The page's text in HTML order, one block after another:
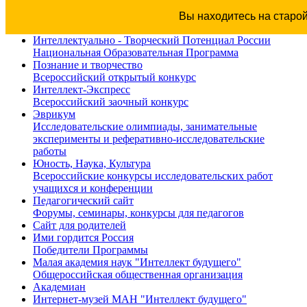
Вы находитесь на
Интеллектуально - Творческий Потенциал России
Национальная Образовательная Программа
Познание и творчество
Всероссийский открытый конкурс
Интеллект-Экспресс
Всероссийский заочный конкурс
Эврикум
Исследовательские олимпиады, занимательные
эксперименты и реферативно-исследовательские
работы
Юность, Наука, Культура
Всероссийские конкурсы исследовательских работ
учащихся и конференции
Педагогический сайт
Форумы, семинары, конкурсы для педагогов
Сайт для родителей
Ими гордится Россия
Победители Программы
Малая академия наук "Интеллект будущего"
Общероссийская общественная организация
Академиан
Интернет-музей МАН "Интеллект будущего"